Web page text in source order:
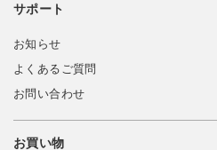
サポート
お知らせ
よくあるご質問
お問い合わせ
お買い物